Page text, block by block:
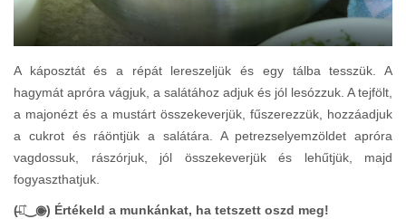
A káposztát és a répát lereszeljük és egy tálba tesszük. A
hagymát apróra vágjuk, a salátához adjuk és jól lesózzuk. A tejfölt,
a majonézt és a mustárt összekeverjük, fűszerezzük, hozzáadjuk
a cukrot és ráöntjük a salátára. A petrezselyemzöldet apróra
vagdossuk, rászórjuk, jól összekeverjük és lehűtjük, majd
fogyaszthatjuk.
(̶◉͛‿◉̶) Értékeld a munkánkat, ha tetszett oszd meg!